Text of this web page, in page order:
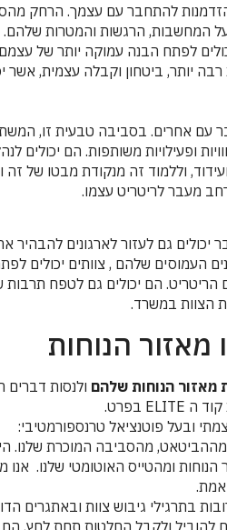
להתחבר עם עצמך. הרחק
המחשבות, הרגשות והמטרות
לפתח הבנה עמוקה יותר של
יותר, ביטחון וקבלה עצמית, אשר
עם אחרים. בסביבה טבעית זו,
ופעילויות משותפות. הם יכולים
וללמוד זה מנקודת מבטו של זה
מעבר לריטריט עצמו.
יכולים גם לעזור לארגונים להבהיר
העמוסים שלהם , צוותים יכולים
הם יכולים גם לטפח תרבות
הצוות במשרד.
מאזור הנוחות
מאזור הנוחות שלהם ולנסות דברים
ובעל פוטנציאל טרנספורמטיבי:
מהסביבה המוכרת שלנו.
ומהטייס האוטומטי שלנו.
בתרגילי גיבוש צוות ובאתגרים
להוביל ולקבל החלטות תחת לחץ, הם